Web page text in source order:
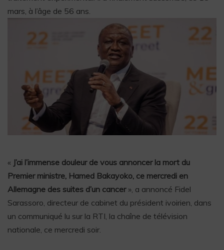
mars, à l’âge de 56 ans.
« J’ai l’immense douleur de vous annoncer la mort du
Premier ministre, Hamed Bakayoko, ce mercredi en
Allemagne des suites d’un cancer», a annoncé Fidel
Sarassoro, directeur de cabinet du président ivoirien, dans
un communiqué lu sur la RTI, la chaîne de télévision
nationale, ce mercredi soir.